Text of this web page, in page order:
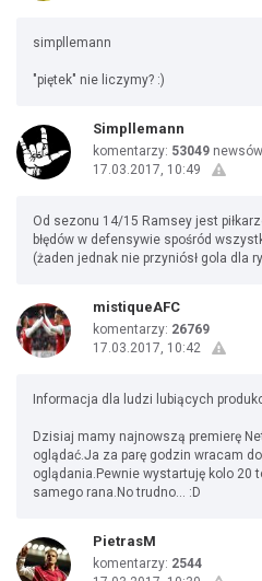
simpllemann
"piętek" nie liczymy? :)
Simpllemann
komentarzy: 53049
17.03.2017, 10:49
Od sezonu 14/15 Ramsey jest
błędów w defensywie spośród
(żaden jednak nie przyniósł gola dla
mistiqueAFC
komentarzy: 26769
17.03.2017, 10:42
Informacja dla ludzi lubiących
Dzisiaj mamy najnowszą premierę
oglądać.Ja za parę godzin wracam
oglądania.Pewnie wystartuję kolo 20
samego rana.No trudno... :D
PietrasM
komentarzy: 2544